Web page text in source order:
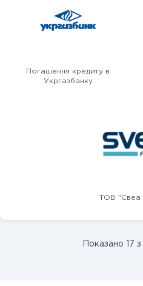
Погашення кредиту в
Укргазбанку
ТОВ "Свеа
Показано 17